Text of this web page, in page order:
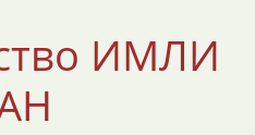
ИМЛИ